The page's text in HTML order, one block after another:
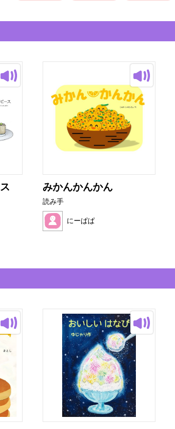
みかんかんかん
読み手
にーぱぱ